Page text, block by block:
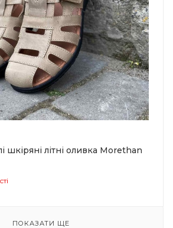
шкіряні літні оливка Morethan
ПОКАЗАТИ ЩЕ